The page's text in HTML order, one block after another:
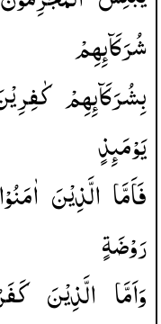
شُرَكَآىِٕهِمْ
بِشُرَكَآىِٕهِمْ
یَوْمَىِٕذٍ
فَاَمَّا الَّذِیْنَ اٰمَنُوْا
رَوْضَةٍ
وَاَمَّا الَّذِیْنَ